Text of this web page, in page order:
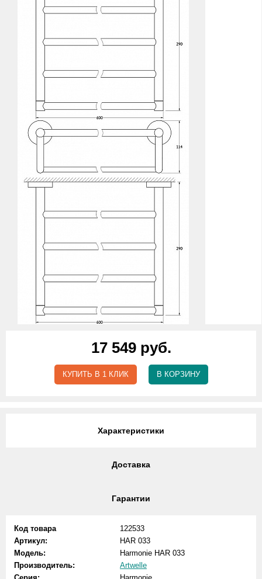
17 549 руб.
КУПИТЬ В 1 КЛИК В КОРЗИНУ
Характеристики
Доставка
Гарантии
Код товара
122533
Артикул:
HAR 033
Модель:
Harmonie HAR 033
Производитель:
Artwelle